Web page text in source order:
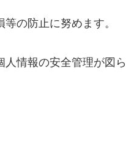
の防止に努めます。
情報の安全管理が図